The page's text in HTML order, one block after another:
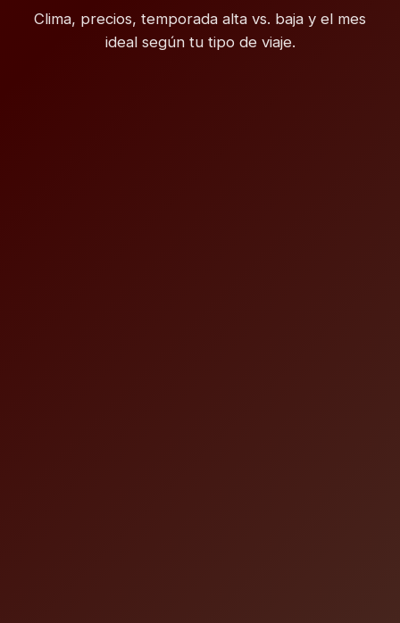
Clima, precios, temporada alta vs. baja y el mes
ideal según tu tipo de viaje.